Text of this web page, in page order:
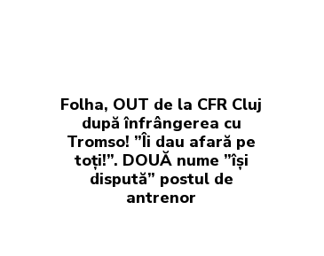
Folha, OUT de la CFR Cluj
după înfrângerea cu
Tromso! ”Îi dau afară pe
toți!”. DOUĂ nume ”își
dispută” postul de
antrenor